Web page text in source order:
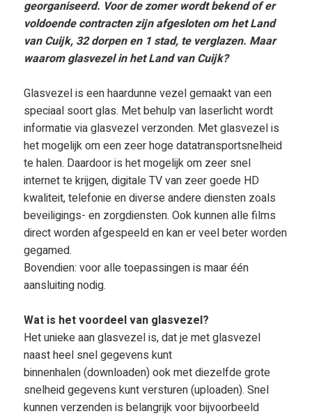
georganiseerd. Voor de zomer wordt bekend of er
voldoende contracten zijn afgesloten om het Land
van Cuijk, 32 dorpen en 1 stad, te verglazen. Maar
waarom glasvezel in het Land van Cuijk?
Glasvezel is een haardunne vezel gemaakt van een
speciaal soort glas. Met behulp van laserlicht wordt
informatie via glasvezel verzonden. Met glasvezel is
het mogelijk om een zeer hoge datatransportsnelheid
te halen. Daardoor is het mogelijk om zeer snel
internet te krijgen, digitale TV van zeer goede HD
kwaliteit, telefonie en diverse andere diensten zoals
beveiligings- en zorgdiensten. Ook kunnen alle films
direct worden afgespeeld en kan er veel beter worden
gegamed.
Bovendien: voor alle toepassingen is maar één
aansluiting nodig.
Wat is het voordeel van glasvezel?
Het unieke aan glasvezel is, dat je met glasvezel
naast heel snel gegevens kunt
binnenhalen (downloaden) ook met diezelfde grote
snelheid gegevens kunt versturen (uploaden). Snel
kunnen verzenden is belangrijk voor bijvoorbeeld